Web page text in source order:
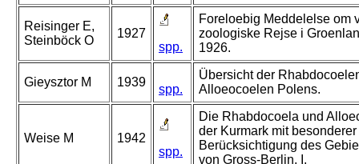
Reisinger E,
Steinböck O
1927
spp.
Foreloebig Meddelelse om
zoologiske Rejse i
1926.
Gieysztor M 1939
spp.
Übersicht der
Alloeocoelen Polens.
Weise M
1942
spp.
Die Rhabdocoela und
der Kurmark mit besonderer
Berücksichtigung des
von Gross-Berlin. I.